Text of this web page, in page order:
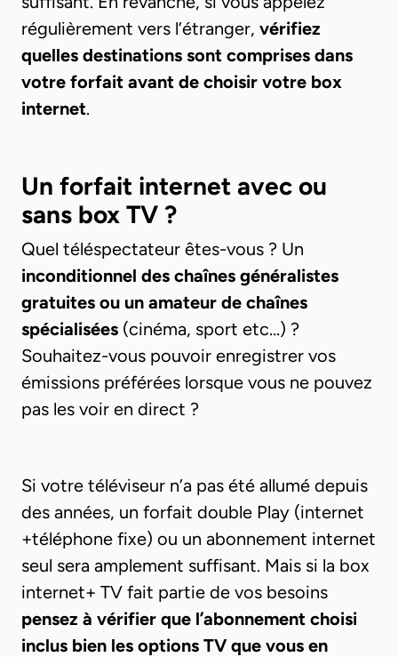
régulièrement vers l’étranger, vérifiez
quelles destinations sont comprises dans
votre forfait avant de choisir votre box
internet.
Un forfait internet avec ou
sans box TV ?
Quel téléspectateur êtes-vous ? Un
inconditionnel des chaînes généralistes
gratuites ou un amateur de chaînes
spécialisées (cinéma, sport etc…) ?
Souhaitez-vous pouvoir enregistrer vos
émissions préférées lorsque vous ne pouvez
pas les voir en direct ?
Si votre téléviseur n’a pas été allumé depuis
des années, un forfait double Play (internet
+téléphone fixe) ou un abonnement internet
seul sera amplement suffisant. Mais si la box
internet+ TV fait partie de vos besoins
pensez à vérifier que l’abonnement choisi
inclus bien les options TV que vous en